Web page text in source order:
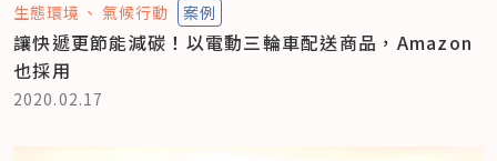
生態環境 氣候行動 案例
讓快遞更節能減碳！以電動三輪車配送商品，Amazon
也採用
2020.02.17